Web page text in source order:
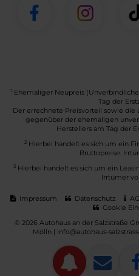
1 Ehemaliger Neupreis
Tag der
Der errechnete Preisvorteil sowie die
gegenüber der ehemaligen
Herstellers am Tag der
2 Hierbei handelt es sich um ein
Bruttopreise.
3 Hierbei handelt es sich um ein
Irrtümer
Impressum Datenschutz
Cookie
© 2026 Autohaus an der Salzstraße
Mölln | info@autohaus-